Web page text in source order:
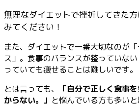
無理なダイエットで挫折してきた
みてください！
また、ダイエットで一番大切なのが
ス」。食事のバランスが整っていな
っていても痩せることは難しいです。
とは言っても、
「自分で正しく食事
からない。」 と悩んでいる方も多いと